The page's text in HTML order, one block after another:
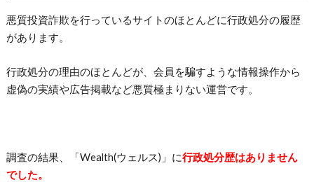
悪質投資詐欺を行っているサイトのほとんどに行政処分の履歴
があります。
行政処分の理由のほとんどが、会員を騙すような情報操作から
虚偽の実績や広告掲載など悪質極まりない運営です。
調査の結果、「Wealth(ウェルス)」に行政処分歴はありません
でした。